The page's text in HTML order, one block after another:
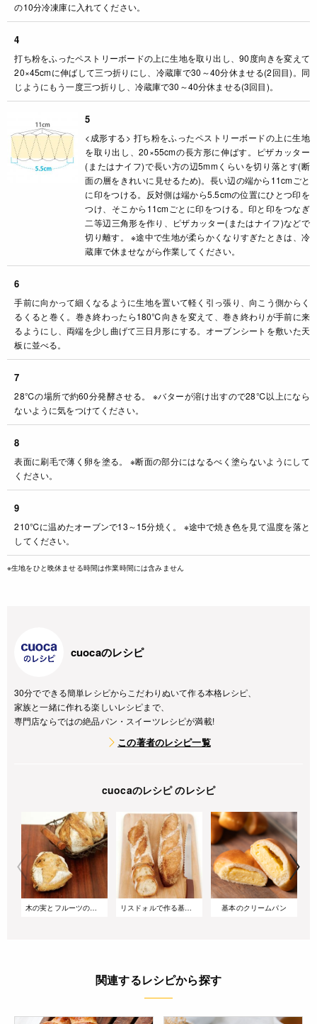
の10分冷凍庫に入れてください。
4
打ち粉をふったペストリーボードの上に生地を取り出し、90度向きを変えて
20×45cmに伸ばして三つ折りにし、冷蔵庫で30～40分休ませる(2回目)。同
じようにもう一度三つ折りし、冷蔵庫で30～40分休ませる(3回目)。
5
<成形する> 打ち粉をふったペストリーボードの上に生地
を取り出し、20×55cmの長方形に伸ばす。ピザカッター
(またはナイフ)で長い方の辺5mmくらいを切り落とす(断
面の層をきれいに見せるため)。長い辺の端から11cmごと
に印をつける。反対側は端から5.5cmの位置にひとつ印を
つけ、そこから11cmごとに印をつける。印と印をつなぎ
二等辺三角形を作り、ピザカッター(またはナイフ)などで
切り離す。 ※途中で生地が柔らかくなりすぎたときは、冷
蔵庫で休ませながら作業してください。
6
手前に向かって細くなるように生地を置いて軽く引っ張り、向こう側からく
るくると巻く。巻き終わったら180℃向きを変えて、巻き終わりが手前に来
るようにし、両端を少し曲げて三日月形にする。オーブンシートを敷いた天
板に並べる。
7
28℃の場所で約60分発酵させる。 ※バターが溶け出すので28℃以上になら
ないように気をつけてください。
8
表面に刷毛で薄く卵を塗る。 ※断面の部分にはなるべく塗らないようにして
ください。
9
210℃に温めたオーブンで13～15分焼く。 ※途中で焼き色を見て温度を落と
してください。
※生地をひと晩休ませる時間は作業時間には含みません
cuocaのレシピ
30分でできる簡単レシピからこだわりぬいて作る本格レシピ、
家族と一緒に作れる楽しいレシピまで、
専門店ならではの絶品パン・スイーツレシピが満載!
この著者のレシピ一覧
cuocaのレシピ のレシピ
木の実とフルーツのリュスティック リスドォルで作る基本のバゲット 基本のクリームパン
関連するレシピから探す